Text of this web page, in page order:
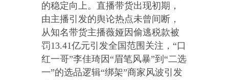
的稳定向上。直播带货出现初期，
由主播引发的舆论热点未曾间断，
从知名带货主播薇娅因偷逃税款被
罚13.41亿元引发全国范围关注，“口
红一哥”李佳琦因“眉笔风暴”到“二选
一”的选品逻辑“绑架”商家风波引发